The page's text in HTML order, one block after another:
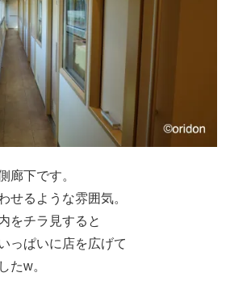
廊下です。
せるような雰囲気。
をチラ見すると
っぱいに店を広げて
たw。